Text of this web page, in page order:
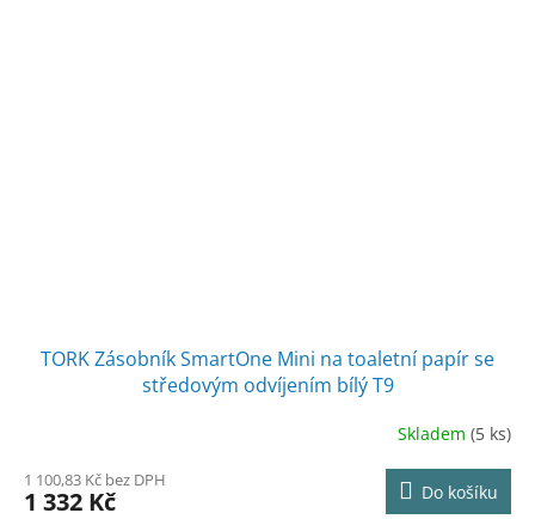
TORK Zásobník SmartOne Mini na toaletní papír se
středovým odvíjením bílý T9
Skladem (5 ks)
1 100,83 Kč bez DPH
1 332 Kč Do košíku